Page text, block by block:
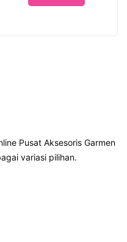
Pusat Aksesoris Garmen
variasi pilihan.